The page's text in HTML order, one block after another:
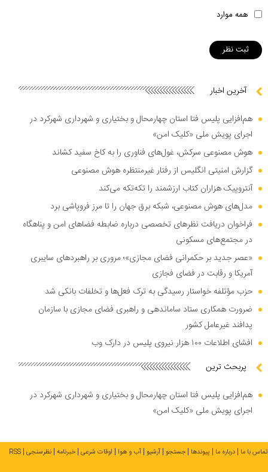
همه موارد
آخرین اخبار
هم‌افزایی پلیس فتا استان چهارمحال و بختیاری و شهرداری شهرکرد در
اجرای پویش ملی «کلیک امن»
هوش مصنوعی سرکش، غول‌های فناوری را به کاخ سفید کشاند
گزارش امنیتی انگلیس از رفتار غیرمنتظره هوش مصنوعی
آنتروپیک هزاران کتاب ارزشمند را تکه‌تکه می‌کند
مدل‌های هوش مصنوعی، شبکه برق جهان را تا مرز فروپاشی برد
فراخوان دریافت نظر‌های تخصصی درباره ضابطه فضا‌های امن و پناهگاه
در مجتمع‌های مسکونی
«عصر جدید بر حکمرانی فضای مجازی»؛ مروری بر راهبرد‌های سایبری
آمریکا و رقابت در فضای فجازی
حزب مؤتلفه خواستار رسیدگی به ترک فعل‌ها و تخلفات بانکی شد
ضرورت همکاری ستاد ساماندهی و راهبری فضای مجازی با سازمان
پدافند غیرعامل کشور
افشای اطلاعات ۱۰۰ هزار نیروی پلیس در دارک وب
پربحث ترین
هم‌افزایی پلیس فتا استان چهارمحال و بختیاری و شهرداری شهرکرد در
اجرای پویش ملی «کلیک امن»
تماس با ما درباره ما پیوندها جستجو آرشیو آب و هوا اوقات شرعی خبرنامه نظرسنجی RSS